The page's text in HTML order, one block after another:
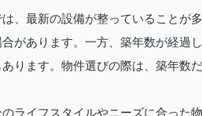
、最新の設備が整っていることが多
があります。一方、築年数が経過し
ります。物件選びの際は、築年数だ
ライフスタイルやニーズに合った物